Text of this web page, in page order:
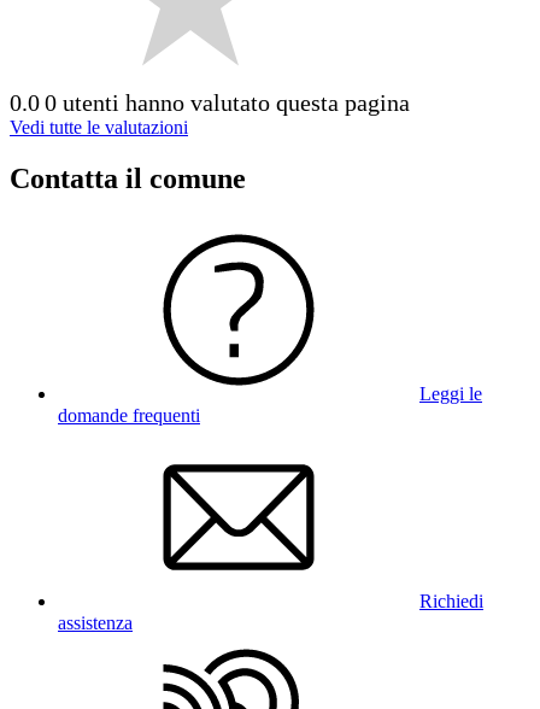
0.00 utenti hanno valutato questa pagina
Vedi tutte le valutazioni
Contatta il comune
Leggi le
domande frequenti
Richiedi
assistenza